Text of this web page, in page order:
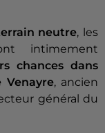
neutre, les
intimement
chances dans
Venayre, ancien
général du